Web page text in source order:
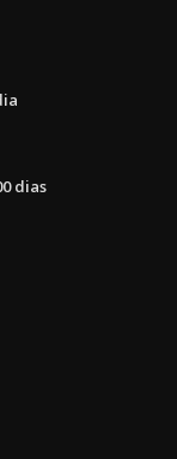
dias